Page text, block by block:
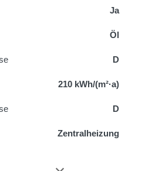
Ja
Öl
D
210 kWh/(m²·a)
D
Zentralheizung